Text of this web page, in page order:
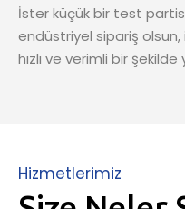
İster küçük bir test
endüstriyel sipariş olsun,
hızlı ve verimli bir şekilde
Hizmetlerimiz